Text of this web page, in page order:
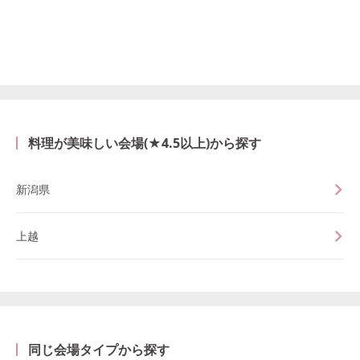
料理が美味しい会場(★4.5以上)から探す
新潟県
上越
同じ会場タイプから探す